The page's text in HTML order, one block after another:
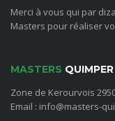
Merci à vous qui par
Masters pour réaliser
MASTERS
Zone de Kerourvois
Email : info@masters-